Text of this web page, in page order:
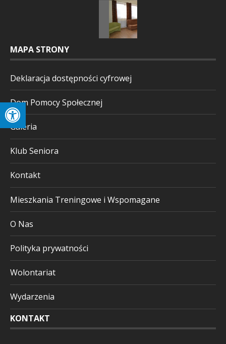
MAPA STRONY
Deklaracja dostępności cyfrowej
Dom Pomocy Społecznej
Galeria
Klub Seniora
Kontakt
Mieszkania Treningowe i Wspomagane
O Nas
Polityka prywatności
Wolontariat
Wydarzenia
KONTAKT